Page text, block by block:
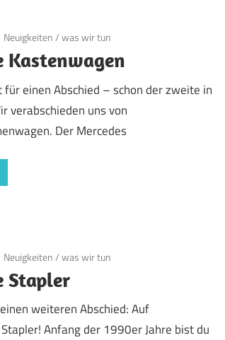
Neuigkeiten/was wir tun
Kastenwagen
für einen Abschied – schon der zweite in
verabschieden uns von
Der Mercedes
Neuigkeiten/was wir tun
Stapler
weiteren Abschied: Auf
Anfang der 1990er Jahre bist du